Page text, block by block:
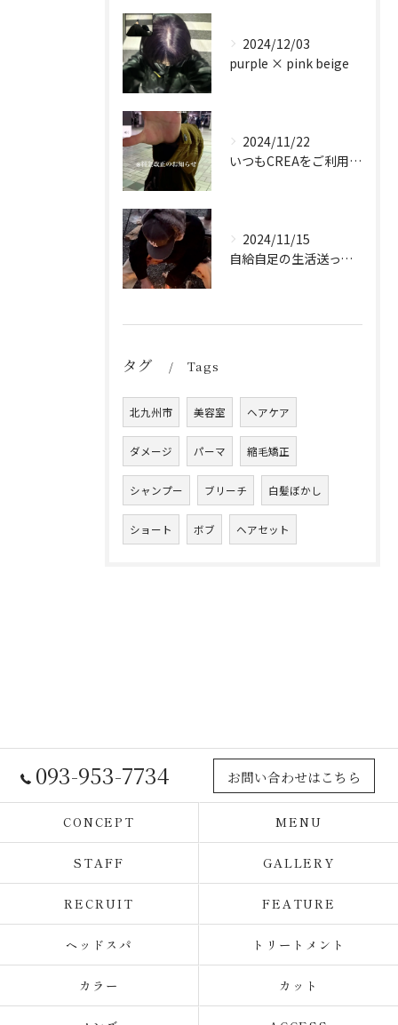
2024/12/03
purple × pink beige
2024/11/22
いつもCREAをご利用頂き誠に有難う御座います！
2024/11/15
自給自足の生活送ってます
タグ Tags
北九州市 美容室 ヘアケア
ダメージ パーマ 縮毛矯正
シャンプー ブリーチ 白髪ぼかし
ショート ボブ ヘアセット
093-953-7734 お問い合わせはこちら
CONCEPT MENU
STAFF GALLERY
RECRUIT FEATURE
ヘッドスパ トリートメント
カラー カット